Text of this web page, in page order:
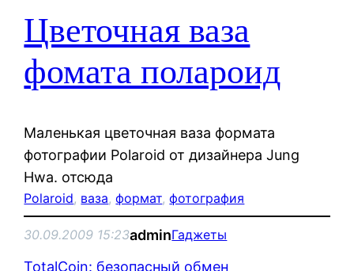
Цветочная ваза
фомата полароид
Маленькая цветочная ваза формата
фотографии Polaroid от дизайнера Jung
Hwa. отсюда
Polaroid, ваза, формат, фотография
30.09.2009 15:23adminГаджеты
TotalCoin: безопасный обмен